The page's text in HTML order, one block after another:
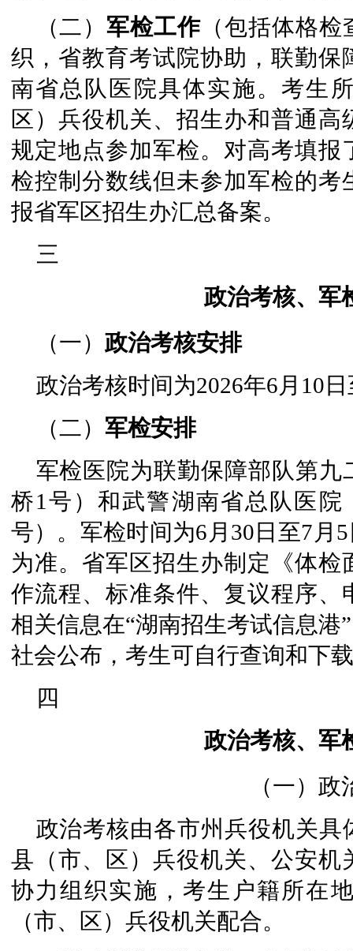
（二）军检工作 （包括体格
织，省教育考试院协助，联勤
南省总队医院具体实施。考生
区）兵役机关、招生办和普通
规定地点参加军检。对高考填
检控制分数线但未参加军检的
报省军区招生办汇总备案。
三
政治考核、军
（一） 政治考核安排
政治考核时间为2026年6月10
（二） 军检安排
军检医院为联勤保障部队第
桥1号）和武警湖南省总队医院
号）。军检时间为6月30日至7月
为准。省军区招生办制定《体
作流程、标准条件、复议程序
相关信息在“湖南招生考试信息港
社会公布，考生可自行查询和下
四
政治考核、军
（一）政
政治考核由各市州兵役机关
县（市、区）兵役机关、公安
协力组织实施，考生户籍所在
（市、区）兵役机关配合。